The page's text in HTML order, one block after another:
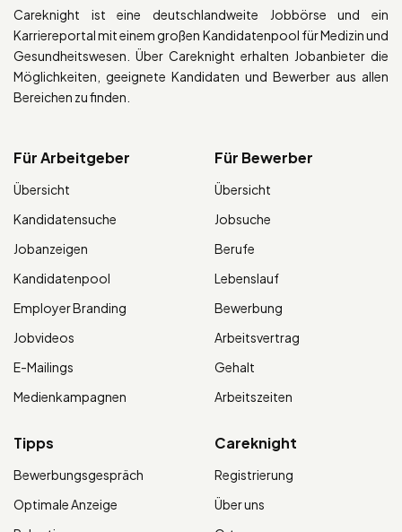
Careknight ist eine deutschlandweite Jobbörse und ein
Karriereportal mit einem großen Kandidatenpool für Medizin und
Gesundheitswesen. Über Careknight erhalten Jobanbieter die
Möglichkeiten, geeignete Kandidaten und Bewerber aus allen
Bereichen zu finden.
Für Arbeitgeber
Übersicht
Kandidatensuche
Jobanzeigen
Kandidatenpool
Employer Branding
Jobvideos
E-Mailings
Medienkampagnen
Für Bewerber
Übersicht
Jobsuche
Berufe
Lebenslauf
Bewerbung
Arbeitsvertrag
Gehalt
Arbeitszeiten
Tipps
Bewerbungsgespräch
Optimale Anzeige
Careknight
Registrierung
Über uns